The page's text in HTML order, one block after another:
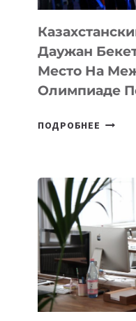
ПО
ИИ
Даужан
Место На
Олимпиаде
ПОДРОБНЕЕ
ЗАНЯЛ
МЕСТО
НА
ПО
ИИ